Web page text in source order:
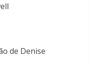
de Denise